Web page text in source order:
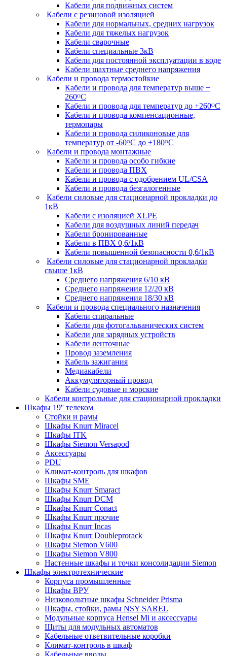
Кабели для подвижных систем
Кабели с резиновой изоляцией
Кабели для нормальных, средних нагрузок
Кабели для тяжелых нагрузок
Кабели сварочные
Кабели специальные 3кВ
Кабели для постоянной эксплуатации в воде
Кабели шахтные среднего напряжения
Кабели и провода термостойкие
Кабели и провода для температур выше +
260ᴼС
Кабели и провода для температур до +260ᴼС
Кабели и провода компенсационные,
термопары
Кабели и провода силиконовые для
температур от -60ᴼC до +180ᴼС
Кабели и провода монтажные
Кабели и провода особо гибкие
Кабели и провода ПВХ
Кабели и провода с одобрением UL/CSA
Кабели и провода безгалогенные
Кабели силовые для стационарной прокладки до
1кВ
Кабели c изоляцией XLPE
Кабели для воздушных линий передач
Кабели бронированные
Кабели в ПВХ 0,6/1кВ
Кабели повышенной безопасности 0,6/1кВ
Кабели силовые для стационарной прокладки
свыше 1кВ
Среднего напряжения 6/10 кВ
Среднего напряжения 12/20 кВ
Среднего напряжения 18/30 кВ
Кабели и провода специального назначения
Кабели спиральные
Кабели для фотогальванических систем
Кабели для зарядных устройств
Кабели ленточные
Провод заземления
Кабель зажигания
Медиакабели
Аккумуляторный провод
Кабели судовые и морские
Кабели контрольные для стационарной прокладки
Шкафы 19'' телеком
Стойки и рамы
Шкафы Knurr Miracel
Шкафы ITK
Шкафы Siemon Versapod
Аксессуары
PDU
Климат-контроль для шкафов
Шкафы SME
Шкафы Knurr Smaract
Шкафы Knurr DCM
Шкафы Knurr Conact
Шкафы Knurr прочие
Шкафы Knurr Incas
Шкафы Knurr Doubleprorack
Шкафы Siemon V600
Шкафы Siemon V800
Настенные шкафы и точки консолидации Siemon
Шкафы электротехнические
Корпуса промышленные
Шкафы ВРУ
Низковольтные шкафы Schneider Prisma
Шкафы, стойки, рамы NSY SAREL
Модульные корпуса Hensel Mi и аксессуары
Щиты для модульных автоматов
Кабельные ответвительные коробки
Климат-контроль в шкаф
Кабельные вводы